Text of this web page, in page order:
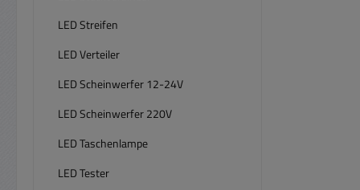
LED Streifen
LED Verteiler
LED Scheinwerfer 12-24V
LED Scheinwerfer 220V
LED Taschenlampe
LED Tester